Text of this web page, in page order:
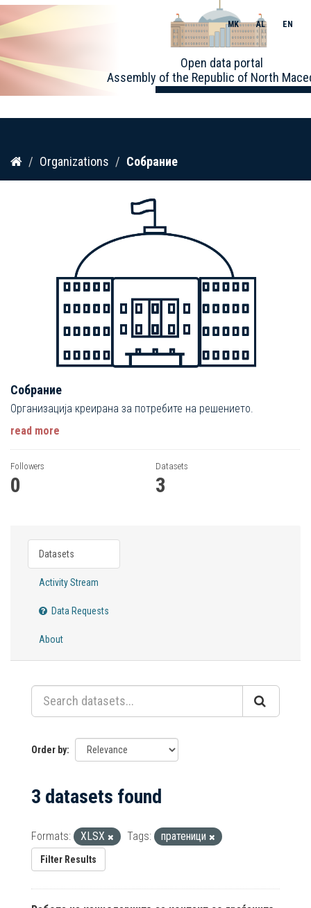
Skip
content
Open data portal
Assembly of the Republic of North
MK AL EN
Organizations Собрание
Собрание
Организација креирана за потребите на решението.
read more
Followers
0
Datasets
3
Datasets
Activity Stream
Data Requests
About
Order by
3 datasets found
Formats: XLSX Tags: пратеници
Filter Results